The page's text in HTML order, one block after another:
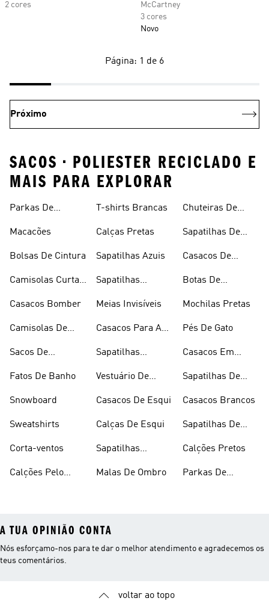
2 cores
McCartney
3 cores
Novo
Página: 1 de 6
Próximo
SACOS • POLIESTER RECICLADO E
MAIS PARA EXPLORAR
Parkas De
Macacões
Bolsas De Cintura
Camisolas Curtas
Casacos Bomber
Camisolas De
Sacos De
Fatos De Banho
Snowboard
Sweatshirts
Corta-ventos
Calções Pelo
T-shirts Brancas
Calças Pretas
Sapatilhas Azuis
Sapatilhas
Meias Invisíveis
Casacos Para A
Sapatilhas
Vestuário De
Casacos De Esqui
Calças De Esqui
Sapatilhas
Malas De Ombro
Chuteiras De
Sapatilhas De
Casacos De
Botas De
Mochilas Pretas
Pés De Gato
Casacos Em
Sapatilhas De
Casacos Brancos
Sapatilhas De
Calções Pretos
Parkas De
A TUA OPINIÃO CONTA
Nós esforçamo-nos para te dar o melhor atendimento e agradecemos os
teus comentários.
voltar ao topo